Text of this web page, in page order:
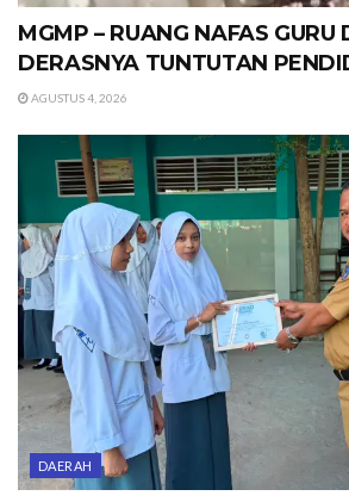
MGMP – RUANG NAFAS GURU
DERASNYA TUNTUTAN
AGUSTUS 4, 2026
DAERAH